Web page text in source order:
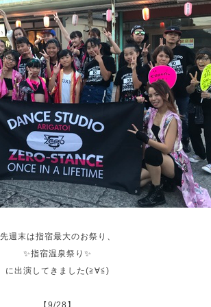
先週末は指宿最大のお祭り、
✨指宿温泉祭り✨
に出演してきました(≧∀≦)
【9/28】